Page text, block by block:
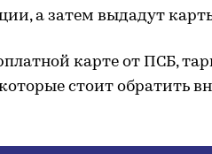
а затем выдадут
карте от ПСБ,
стоит обратить